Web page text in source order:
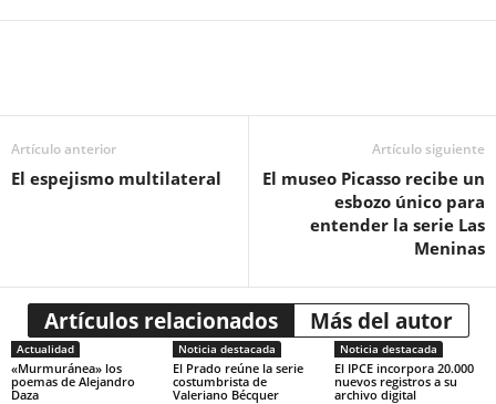
Artículo anterior
El espejismo multilateral
Artículo siguiente
El museo Picasso recibe un
esbozo único para
entender la serie Las
Meninas
Artículos relacionados Más del autor
Actualidad
«Murmuránea» los
poemas de Alejandro
Daza
Noticia destacada
El Prado reúne la serie
costumbrista de
Valeriano Bécquer
Noticia destacada
El IPCE incorpora 20.000
nuevos registros a su
archivo digital